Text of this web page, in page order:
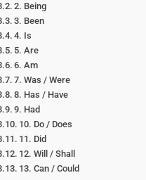
2. Being
3. Been
4. Is
5. Are
6. Am
7. Was / Were
8. Has / Have
9. Had
10. Do / Does
11. Did
12. Will / Shall
13. Can / Could